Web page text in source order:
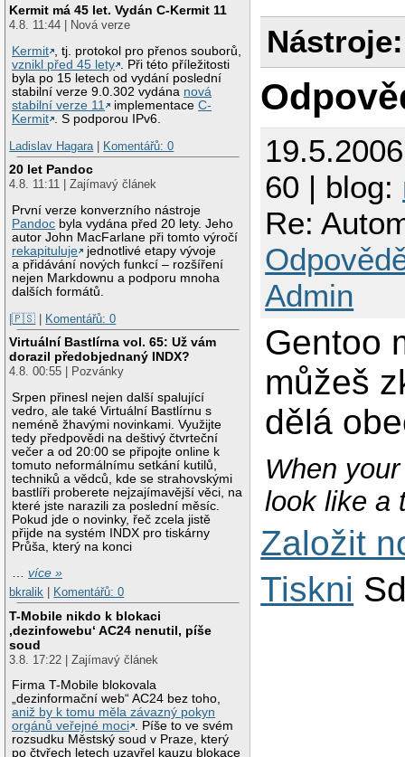
Kermit má 45 let. Vydán C-Kermit 11
4.8. 11:44 | Nová verze
Kermit , tj. protokol pro přenos souborů,
vznikl před 45 lety . Při této příležitosti
byla po 15 letech od vydání poslední
stabilní verze 9.0.302 vydána nová
stabilní verze 11
implementaceC-
Kermit . S podporou IPv6.
Ladislav Hagara | Komentářů: 0
20 let Pandoc
4.8. 11:11 | Zajímavý článek
První verze konverzního nástroje
Pandoc byla vydána před 20 lety. Jeho
autor John MacFarlane při tomto výročí
rekapituluje
jednotlivé etapy vývoje
a přidávání nových funkcí – rozšíření
nejen Markdownu a podporu mnoha
dalších formátů.
|🇵🇸 | Komentářů: 0
Virtuální Bastlírna vol. 65: Už vám
dorazil předobjednaný INDX?
4.8. 00:55 | Pozvánky
Srpen přinesl nejen další spalující
vedro, ale také Virtuální Bastlírnu s
neméně žhavými novinkami. Využijte
tedy předpovědi na deštivý čtvrteční
večer a od 20:00 se připojte online k
tomuto neformálnímu setkání kutilů,
techniků a vědců, kde se strahovskými
bastlíři proberete nejzajímavější věci, na
které jste narazili za poslední měsíc.
Pokud jde o novinky, řeč zcela jistě
přijde na systém INDX pro tiskárny
Průša, který na konci
…více »
bkralik
Komentářů: 0
T-Mobile nikdo k blokaci
‚dezinfowebu‘ AC24 nenutil, píše
soud
3.8. 17:22 | Zajímavý článek
Firma T-Mobile blokovala
„dezinformační web“ AC24 bez toho,
aniž by k tomu měla závazný pokyn
orgánů veřejné moci . Píše to ve svém
rozsudku Městský soud v Praze, který
po čtyřech letech uzavřel kauzu blokace
Nástroje:
60 | blog:
Re:
Admin
Gentoo
můžeš
dělá
When
look like a
Založit
Tiskni